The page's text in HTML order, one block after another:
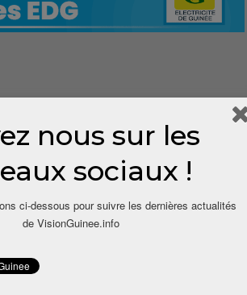
nous sur les
sociaux !
ci-dessous pour suivre les dernières actualités
de VisionGuinee.info